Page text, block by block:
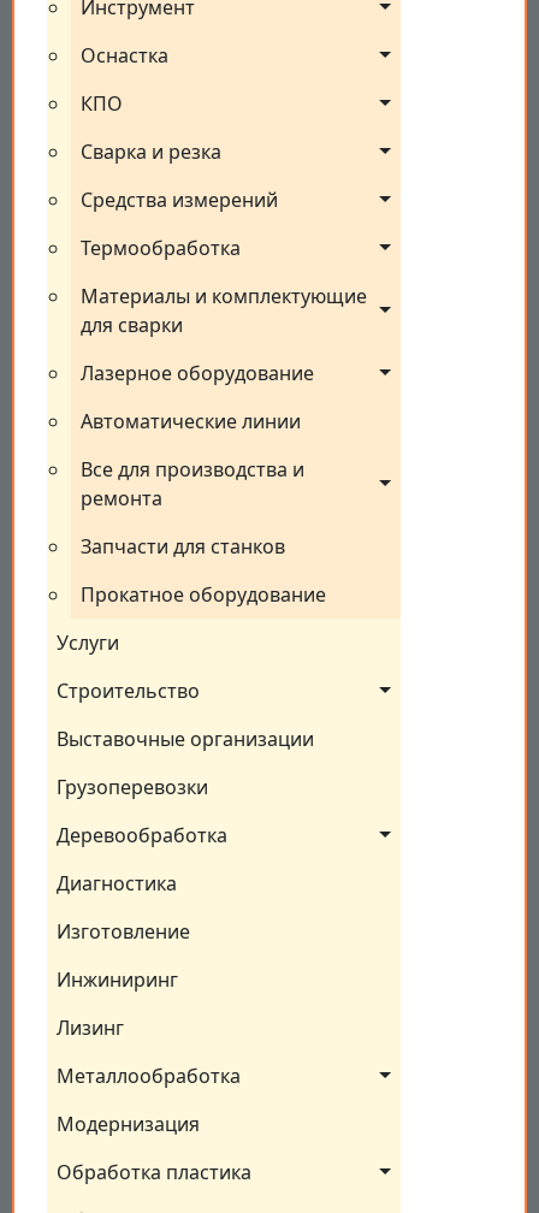
Инструмент
Оснастка
КПО
Сварка и резка
Средства измерений
Термообработка
Материалы и комплектующие
для сварки
Лазерное оборудование
Автоматические линии
Все для производства и
ремонта
Запчасти для станков
Прокатное оборудование
Услуги
Строительство
Выставочные организации
Грузоперевозки
Деревообработка
Диагностика
Изготовление
Инжиниринг
Лизинг
Металлообработка
Модернизация
Обработка пластика